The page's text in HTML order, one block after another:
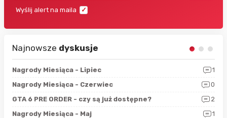
Wyślij alert na maila
Najnowsze dyskusje
Nagrody Miesiąca - Lipiec
1
Nagrody Miesiąca - Czerwiec
0
GTA 6 PRE ORDER - czy są już dostępne?
2
Nagrody Miesiąca - Maj
1